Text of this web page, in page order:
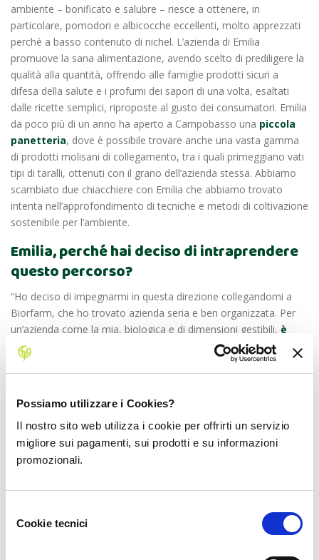
Possiamo utilizzare i Cookies?
Il nostro sito web utilizza i cookie per offrirti un servizio
migliore sui pagamenti, sui prodotti e su informazioni
promozionali.
delCookie tecnici
ambiente – bonificato e salubre – riesce a ottenere, in
particolare, pomodori e albicocche eccellenti, molto apprezzati
perché a basso contenuto di nichel. L’azienda di Emilia
promuove la sana alimentazione, avendo scelto di prediligere la
qualità alla quantità, offrendo alle famiglie prodotti sicuri a
difesa della salute e i profumi dei sapori di una volta, esaltati
dalle ricette semplici, riproposte al gusto dei consumatori. Emilia
da poco più di un anno ha aperto a Campobasso una piccola
panetteria, dove è possibile trovare anche una vasta gamma
di prodotti molisani di collegamento, tra i quali primeggiano vati
tipi di taralli, ottenuti con il grano dell’azienda stessa. Abbiamo
scambiato due chiacchiere con Emilia che abbiamo trovato
intenta nell’approfondimento di tecniche e metodi di coltivazione
sostenibile per l’ambiente.
Emilia, perché hai deciso di intraprendere
questo percorso?
“Ho deciso di impegnarmi in questa direzione collegandomi a
Biorfarm, che ho trovato azienda seria e ben organizzata. Per
un’azienda come la mia, biologica e di dimensioni gestibili, è
importante la comunicazione e la diffusione della
conoscenza dei prodotti
, spingendo, in particolare, le noci e
le albicocche, che hanno un intenso sapore aromatico.”
Se dovessi qualificare la tua azienda, quali
aggettivi sceglieresti?
“Non ho dubbi: azienda seria, responsabile, sostenibile.”
hanno: cosa ti piacerebbe condividere